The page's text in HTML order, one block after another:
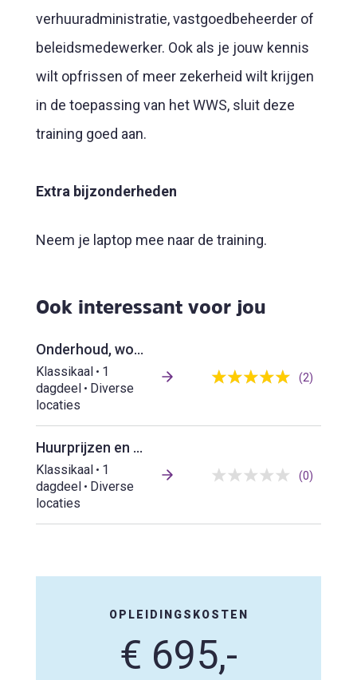
verhuuradministratie, vastgoedbeheerder of
beleidsmedewerker. Ook als je jouw kennis
wilt opfrissen of meer zekerheid wilt krijgen
in de toepassing van het WWS, sluit deze
training goed aan.
Extra bijzonderheden
Neem je laptop mee naar de training.
Ook interessant voor jou
Onderhoud, woningverbetering en verduurzaming - de juridische kaders
Klassikaal
1
dagdeel
Diverse
locaties
(2)
Huurprijzen en servicekosten
Klassikaal
1
dagdeel
Diverse
locaties
(0)
OPLEIDINGSKOSTEN
€ 695,-